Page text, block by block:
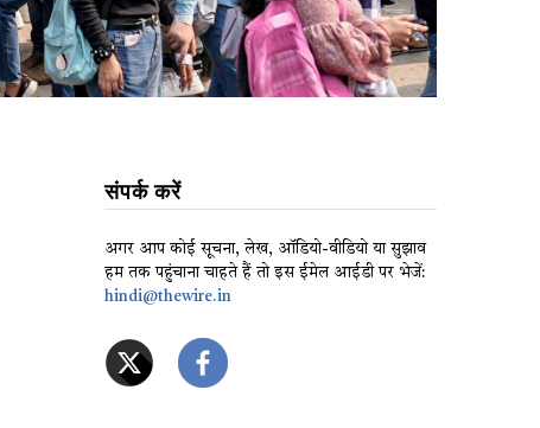
संपर्क करें
अगर आप कोई सूचना, लेख, ऑडियो-वीडियो या सुझाव
हम तक पहुंचाना चाहते हैं तो इस ईमेल आईडी पर भेजें:
hindi@thewire.in